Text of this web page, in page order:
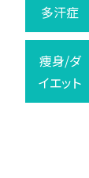
多汗症
痩身/ダ
イエット